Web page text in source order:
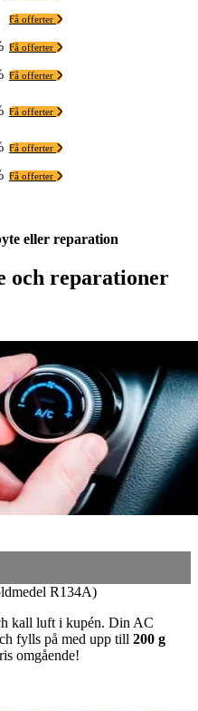
Få offerter
Få offerter
Få offerter
Få offerter
Få offerter
Få offerter
eller reparation
och reparationer
R134A)
kall luft i kupén. Din AC
fylls på med upp till 200 g
omgående!